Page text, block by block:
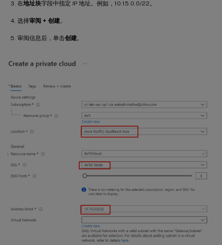
在地址块字段中指定 IP 地址。例如，10.15.0.0/22。
选择审阅 + 创建。
审阅信息后，单击创建。